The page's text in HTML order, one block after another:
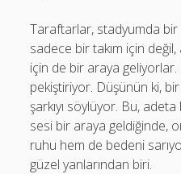
Taraftarlar, stadyumda
sadece bir takım için
için de bir araya geliyorlar.
pekiştiriyor. Düşünün ki,
şarkıyı söylüyor. Bu,
sesi bir araya geldiğinde,
ruhu hem de bedeni
güzel yanlarından biri.